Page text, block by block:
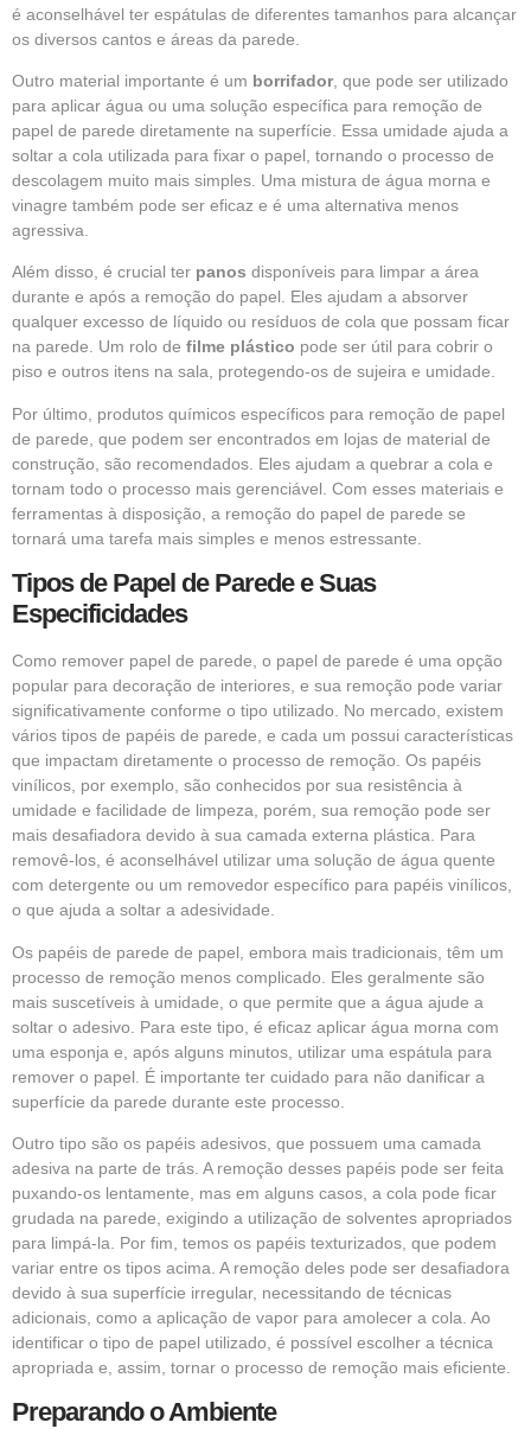
é aconselhável ter espátulas de diferentes tamanhos para alcançar
os diversos cantos e áreas da parede.
Outro material importante é um borrifador, que pode ser utilizado
para aplicar água ou uma solução específica para remoção de
papel de parede diretamente na superfície. Essa umidade ajuda a
soltar a cola utilizada para fixar o papel, tornando o processo de
descolagem muito mais simples. Uma mistura de água morna e
vinagre também pode ser eficaz e é uma alternativa menos
agressiva.
Além disso, é crucial ter panos disponíveis para limpar a área
durante e após a remoção do papel. Eles ajudam a absorver
qualquer excesso de líquido ou resíduos de cola que possam ficar
na parede. Um rolo de filme plástico pode ser útil para cobrir o
piso e outros itens na sala, protegendo-os de sujeira e umidade.
Por último, produtos químicos específicos para remoção de papel
de parede, que podem ser encontrados em lojas de material de
construção, são recomendados. Eles ajudam a quebrar a cola e
tornam todo o processo mais gerenciável. Com esses materiais e
ferramentas à disposição, a remoção do papel de parede se
tornará uma tarefa mais simples e menos estressante.
Tipos de Papel de Parede e Suas
Especificidades
Como remover papel de parede, o papel de parede é uma opção
popular para decoração de interiores, e sua remoção pode variar
significativamente conforme o tipo utilizado. No mercado, existem
vários tipos de papéis de parede, e cada um possui características
que impactam diretamente o processo de remoção. Os papéis
vinílicos, por exemplo, são conhecidos por sua resistência à
umidade e facilidade de limpeza, porém, sua remoção pode ser
mais desafiadora devido à sua camada externa plástica. Para
removê-los, é aconselhável utilizar uma solução de água quente
com detergente ou um removedor específico para papéis vinílicos,
o que ajuda a soltar a adesividade.
Os papéis de parede de papel, embora mais tradicionais, têm um
processo de remoção menos complicado. Eles geralmente são
mais suscetíveis à umidade, o que permite que a água ajude a
soltar o adesivo. Para este tipo, é eficaz aplicar água morna com
uma esponja e, após alguns minutos, utilizar uma espátula para
remover o papel. É importante ter cuidado para não danificar a
superfície da parede durante este processo.
Outro tipo são os papéis adesivos, que possuem uma camada
adesiva na parte de trás. A remoção desses papéis pode ser feita
puxando-os lentamente, mas em alguns casos, a cola pode ficar
grudada na parede, exigindo a utilização de solventes apropriados
para limpá-la. Por fim, temos os papéis texturizados, que podem
variar entre os tipos acima. A remoção deles pode ser desafiadora
devido à sua superfície irregular, necessitando de técnicas
adicionais, como a aplicação de vapor para amolecer a cola. Ao
identificar o tipo de papel utilizado, é possível escolher a técnica
apropriada e, assim, tornar o processo de remoção mais eficiente.
Preparando o Ambiente